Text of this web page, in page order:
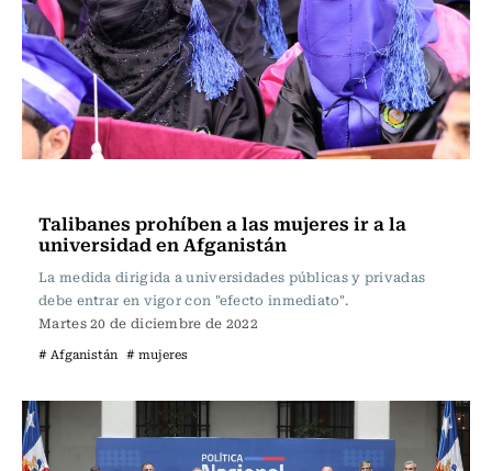
Talibanes prohíben a las mujeres ir a la
universidad en Afganistán
La medida dirigida a universidades públicas y privadas
debe entrar en vigor con "efecto inmediato".
Martes 20 de diciembre de 2022
# Afganistán # mujeres